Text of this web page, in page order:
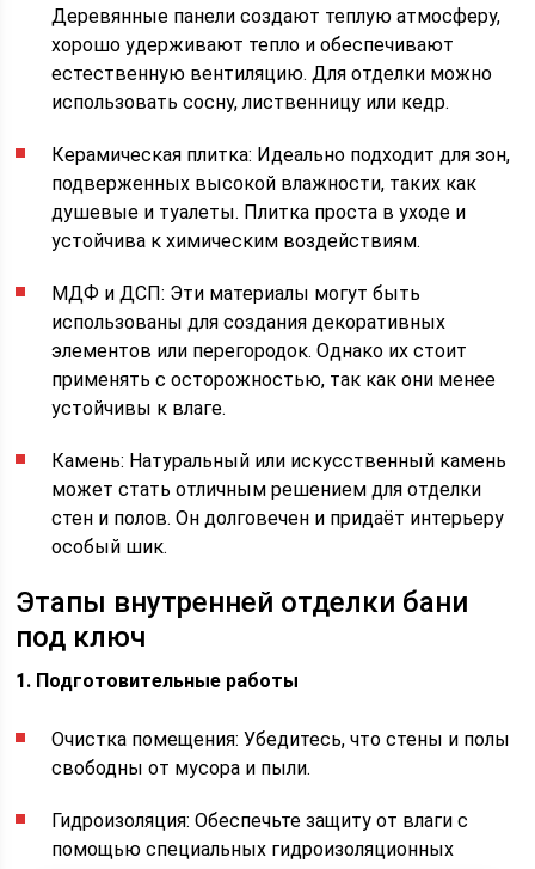
Деревянные панели создают теплую атмосферу,
хорошо удерживают тепло и обеспечивают
естественную вентиляцию. Для отделки можно
использовать сосну, лиственницу или кедр.
Керамическая плитка: Идеально подходит для зон,
подверженных высокой влажности, таких как
душевые и туалеты. Плитка проста в уходе и
устойчива к химическим воздействиям.
МДФ и ДСП: Эти материалы могут быть
использованы для создания декоративных
элементов или перегородок. Однако их стоит
применять с осторожностью, так как они менее
устойчивы к влаге.
Камень: Натуральный или искусственный камень
может стать отличным решением для отделки
стен и полов. Он долговечен и придаёт интерьеру
особый шик.
Этапы внутренней отделки бани
под ключ
1. Подготовительные работы
Очистка помещения: Убедитесь, что стены и полы
свободны от мусора и пыли.
Гидроизоляция: Обеспечьте защиту от влаги с
помощью специальных гидроизоляционных